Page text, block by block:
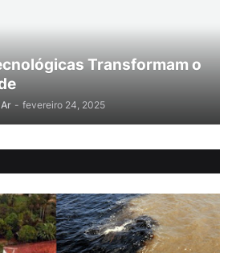
Transformam o
- fevereiro 24, 2025